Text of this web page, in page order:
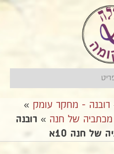
רובנה - מחקר עומק »
מכתביה של חנה » רובנה
חנה 10א